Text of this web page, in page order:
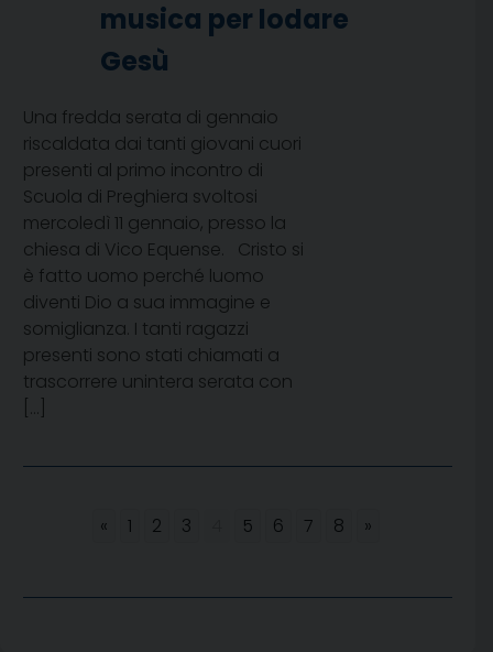
musica per lodare
Gesù
Una fredda serata di gennaio
riscaldata dai tanti giovani cuori
presenti al primo incontro di
Scuola di Preghiera svoltosi
mercoledì 11 gennaio, presso la
chiesa di Vico Equense. Cristo si
è fatto uomo perché luomo
diventi Dio a sua immagine e
somiglianza. I tanti ragazzi
presenti sono stati chiamati a
trascorrere unintera serata con
[…]
« 1 2 3 5 6 7 8 »